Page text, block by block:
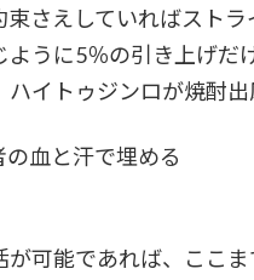
さえしていればスト
ように5％の引き上げだ
イトゥジンロが焼酎
血と汗で埋める
が可能であれば、ここ